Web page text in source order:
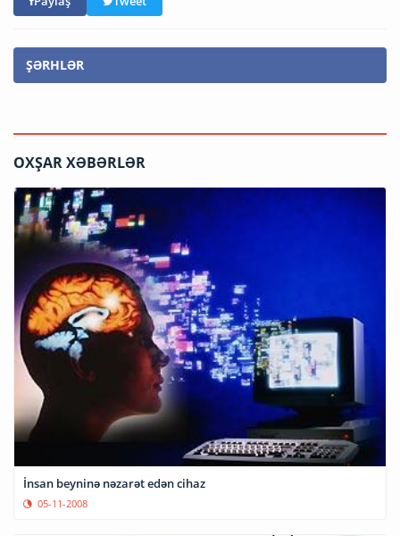
ŞƏRHLƏR
OXŞAR XƏBƏRLƏR
İnsan beyninə nəzarət edən cihaz
05-11-2008